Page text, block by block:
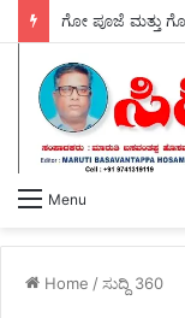
Menu
Home /ಸುದ್ದಿ 360